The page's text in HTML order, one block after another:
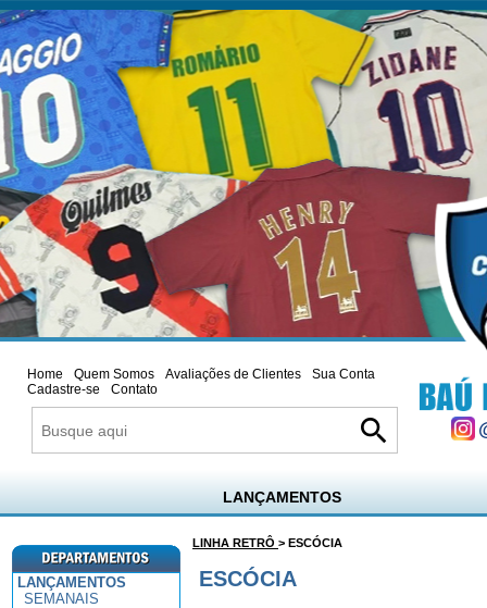
Home Quem Somos Avaliações de Clientes
Sua Conta
Cadastre-se
Contato
search
LANÇAMENTOS
LANÇAMENTOS
SEMANAIS
LINHA RETRÔ > ESCÓCIA
ESCÓCIA